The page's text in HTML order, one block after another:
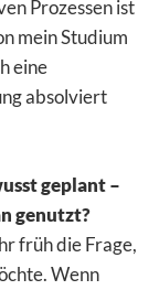
Prozessen ist
mein Studium
eine
absolviert
geplant –
genutzt?
früh die Frage,
Wenn